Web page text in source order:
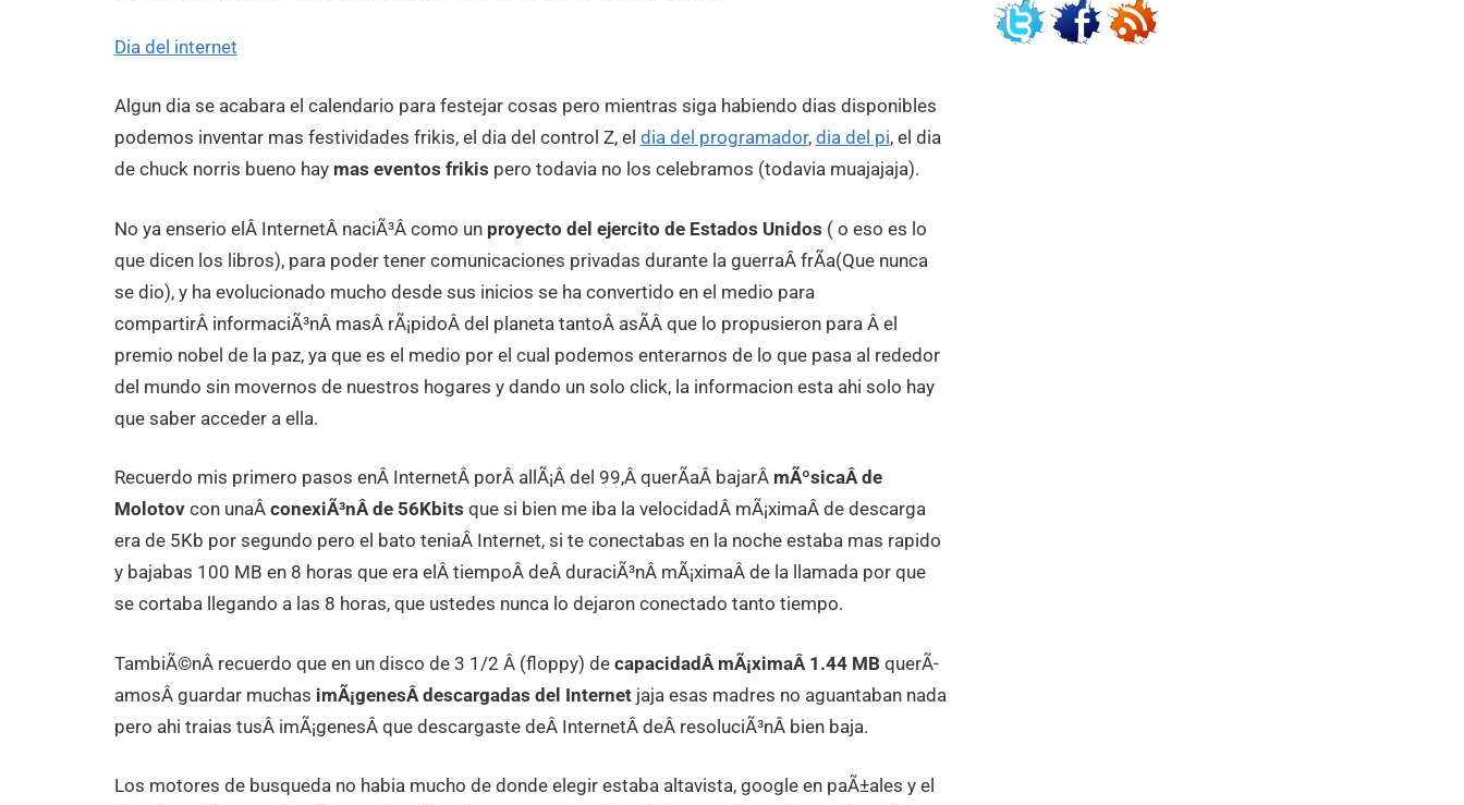
Dia del internet
Algun dia se acabara el calendario para festejar cosas pero mientras siga habiendo dias disponibles
podemos inventar mas festividades frikis, el dia del control Z, el dia del programador, dia del pi, el dia
de chuck norris bueno hay mas eventos frikis pero todavia no los celebramos (todavia muajajaja).
No ya enserio elÂ InternetÂ naciÃ³Â como un proyecto del ejercito de Estados Unidos ( o eso es lo
que dicen los libros), para poder tener comunicaciones privadas durante la guerraÂ frÃ­a(Que nunca
se dio), y ha evolucionado mucho desde sus inicios se ha convertido en el medio para
compartirÂ informaciÃ³nÂ masÂ rÃ¡pidoÂ del planeta tantoÂ asÃ­Â que lo propusieron para Â el
premio nobel de la paz, ya que es el medio por el cual podemos enterarnos de lo que pasa al rededor
del mundo sin movernos de nuestros hogares y dando un solo click, la informacion esta ahi solo hay
que saber acceder a ella.
Recuerdo mis primero pasos enÂ InternetÂ porÂ allÃ¡Â del 99,Â querÃ­aÂ bajarÂ mÃºsicaÂ de
Molotov con unaÂ conexiÃ³nÂ de 56Kbits que si bien me iba la velocidadÂ mÃ¡ximaÂ de descarga
era de 5Kb por segundo pero el bato teniaÂ Internet, si te conectabas en la noche estaba mas rapido
y bajabas 100 MB en 8 horas que era elÂ tiempoÂ deÂ duraciÃ³nÂ mÃ¡ximaÂ de la llamada por que
se cortaba llegando a las 8 horas, que ustedes nunca lo dejaron conectado tanto tiempo.
TambiÃ©nÂ recuerdo que en un disco de 3 1/2 Â (floppy) decapacidadÂ mÃ¡ximaÂ 1.44 MB querÃ­
amosÂ guardar muchas imÃ¡genesÂ descargadas del Internetjaja esas madres no aguantaban nada
pero ahi traias tusÂ imÃ¡genesÂ que descargaste deÂ InternetÂ deÂ resoluciÃ³nÂ bien baja.
Los motores de busqueda no habia mucho de donde elegir estaba altavista, google en paÃ±ales y el